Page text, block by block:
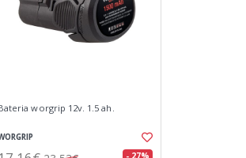
worgrip 12v. 1.5 ah.
- 27%